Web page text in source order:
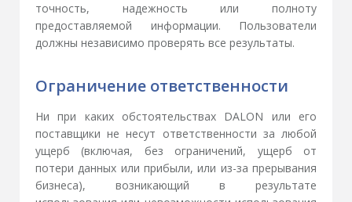
точность, надежность или полноту
предоставляемой информации. Пользователи
должны независимо проверять все результаты.
Ограничение ответственности
Ни при каких обстоятельствах DALON или его
поставщики не несут ответственности за любой
ущерб (включая, без ограничений, ущерб от
потери данных или прибыли, или из-за прерывания
бизнеса), возникающий в результате